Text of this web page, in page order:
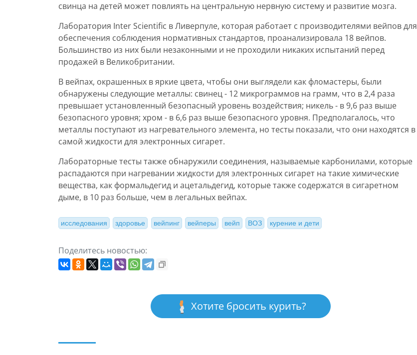
свинца на детей может повлиять на центральную нервную систему и развитие мозга.
Лаборатория Inter Scientific в Ливерпуле, которая работает с производителями вейпов для
обеспечения соблюдения нормативных стандартов, проанализировала 18 вейпов.
Большинство из них были незаконными и не проходили никаких испытаний перед
продажей в Великобритании.
В вейпах, окрашенных в яркие цвета, чтобы они выглядели как фломастеры, были
обнаружены следующие металлы: свинец - 12 микрограммов на грамм, что в 2,4 раза
превышает установленный безопасный уровень воздействия; никель - в 9,6 раз выше
безопасного уровня; хром - в 6,6 раз выше безопасного уровня. Предполагалось, что
металлы поступают из нагревательного элемента, но тесты показали, что они находятся в
самой жидкости для электронных сигарет.
Лабораторные тесты также обнаружили соединения, называемые карбонилами, которые
распадаются при нагревании жидкости для электронных сигарет на такие химические
вещества, как формальдегид и ацетальдегид, которые также содержатся в сигаретном
дыме, в 10 раз больше, чем в легальных вейпах.
исследования здоровье вейпинг вейперы вейп ВОЗ курение и дети
Поделитесь новостью:
Хотите бросить курить?